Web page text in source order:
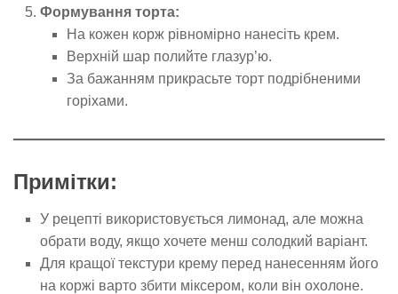
Формування торта:
На кожен корж рівномірно нанесіть крем.
Верхній шар полийте глазур’ю.
За бажанням прикрасьте торт подрібненими
горіхами.
Примітки:
У рецепті використовується лимонад, але можна
обрати воду, якщо хочете менш солодкий варіант.
Для кращої текстури крему перед нанесенням його
на коржі варто збити міксером, коли він охолоне.